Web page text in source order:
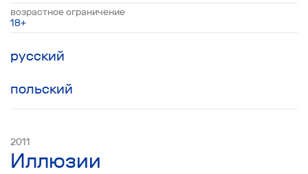
возрастное ограничение
18+
русский
польский
Иллюзии
2011